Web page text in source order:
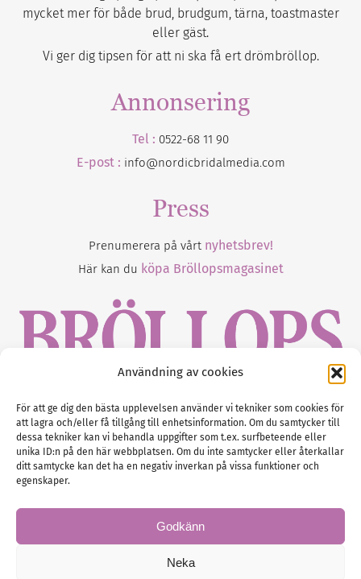
Användning av cookies
För att ge dig den bästa upplevelsen använder vi tekniker som cookies för
att lagra och/eller få tillgång till enhetsinformation. Om du samtycker till
dessa tekniker kan vi behandla uppgifter som t.ex. surfbeteende eller
unika ID:n på den här webbplatsen. Om du inte samtycker eller återkallar
ditt samtycke kan det ha en negativ inverkan på vissa funktioner och
egenskaper.
Godkänn
Neka
mycket mer för både brud, brudgum, tärna, toastmaster
eller gäst.
Vi ger dig tipsen för att ni ska få ert drömbröllop.
Annonsering
Tel : 0522-68 11 90
E-post : info@nordicbridalmedia.com
Press
Prenumerera på vårt nyhetsbrev!
Här kan du köpa Bröllopsmagasinet
Gustaf Mattssons väg 2, 451 50 Uddevalla
Tel :0522-68 11 90
E-post:info@nordicbridalmedia.com